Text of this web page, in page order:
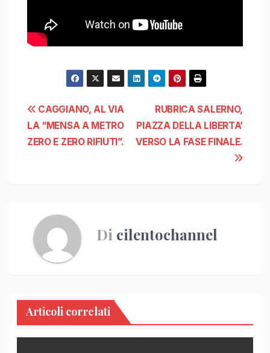
Navigazione
articoli
RUBRICA SALERNO,
PIAZZA DELLA LIBERTA’
VERSO LA FASE FINALE.
CAGGIANO, AL VIA
LA “MENSA A METRO
ZERO E ZERO RIFIUTI”.
Di cilentochannel
Articoli correlati